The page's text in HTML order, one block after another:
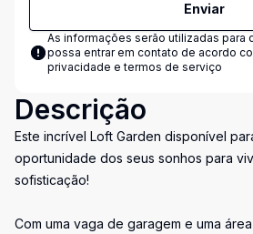
Enviar
As informações serão utilizadas para
possa entrar em contato de acordo
privacidade e termos de serviço
Descrição
Este incrível Loft Garden disponível
oportunidade dos seus sonhos para
sofisticação!
Com uma vaga de garagem e uma